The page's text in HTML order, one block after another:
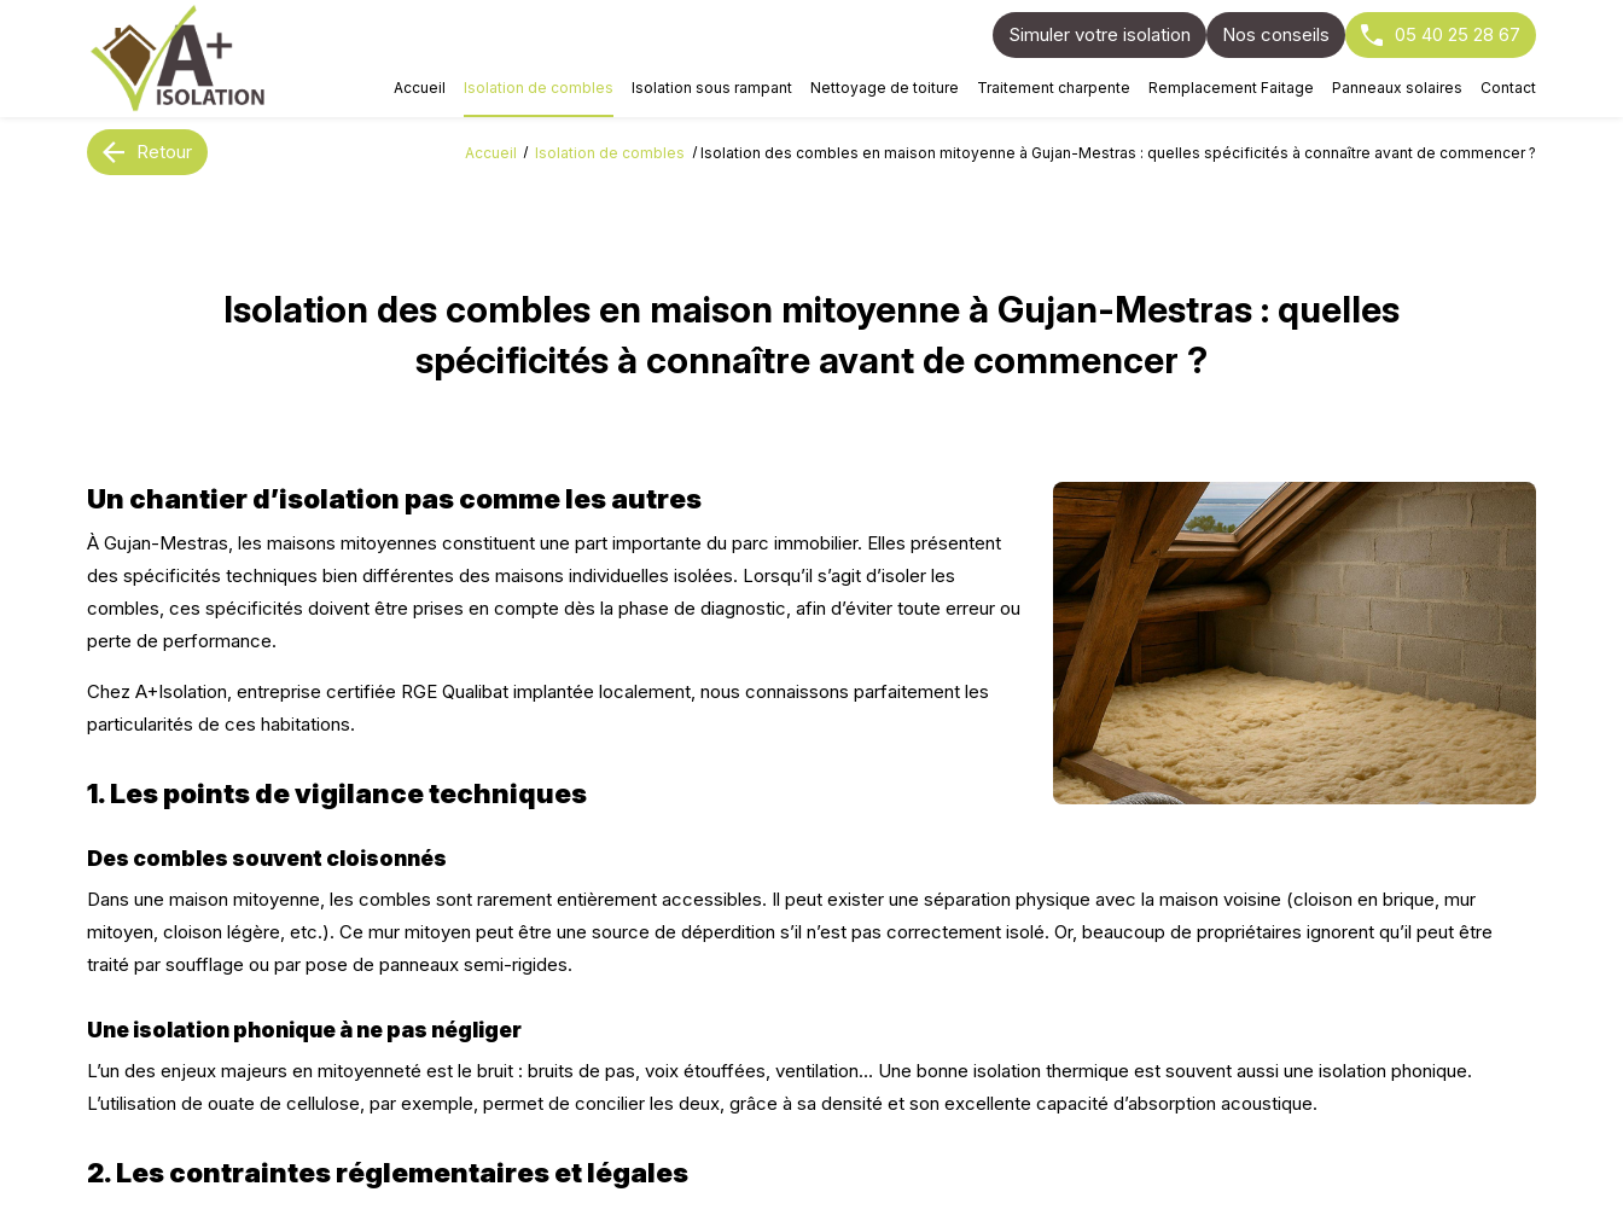
Simuler votre isolation Nos conseils 05 40 25 28 67
Accueil Isolation de combles Isolation sous rampant Nettoyage de toiture Traitement charpente Remplacement Faitage Panneaux solaires Contact
Accueil Isolation de combles Isolation des combles en maison mitoyenne à Gujan-Mestras : quelles spécificités à connaître avant de commencer ?
Retour
Isolation des combles en maison mitoyenne à Gujan-Mestras : quelles
spécificités à connaître avant de commencer ?
Un chantier d’isolation pas comme les autres
À Gujan-Mestras, les maisons mitoyennes constituent une part importante du parc immobilier. Elles présentent
des spécificités techniques bien différentes des maisons individuelles isolées. Lorsqu’il s’agit d’isoler les
combles, ces spécificités doivent être prises en compte dès la phase de diagnostic, afin d’éviter toute erreur ou
perte de performance.
Chez A+Isolation, entreprise certifiée RGE Qualibat implantée localement, nous connaissons parfaitement les
particularités de ces habitations.
1. Les points de vigilance techniques
Des combles souvent cloisonnés
Dans une maison mitoyenne, les combles sont rarement entièrement accessibles. Il peut exister une séparation physique avec la maison voisine (cloison en brique, mur
mitoyen, cloison légère, etc.). Ce mur mitoyen peut être une source de déperdition s’il n’est pas correctement isolé. Or, beaucoup de propriétaires ignorent qu’il peut être
traité par soufflage ou par pose de panneaux semi-rigides.
Une isolation phonique à ne pas négliger
L’un des enjeux majeurs en mitoyenneté est le bruit : bruits de pas, voix étouffées, ventilation… Une bonne isolation thermique est souvent aussi une isolation phonique.
L’utilisation de ouate de cellulose, par exemple, permet de concilier les deux, grâce à sa densité et son excellente capacité d’absorption acoustique.
2. Les contraintes réglementaires et légales
Panneau de gestion des cookies